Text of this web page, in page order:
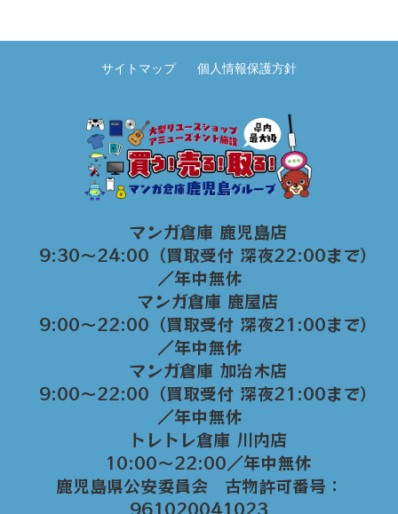
サイトマップ 個人情報保護方針
マンガ倉庫 鹿児島店
9:30～24:00（買取受付 深夜22:00まで）
／年中無休
マンガ倉庫 鹿屋店
9:00～22:00（買取受付 深夜21:00まで）
／年中無休
マンガ倉庫 加治木店
9:00〜22:00（買取受付 深夜21:00まで）
／年中無休
トレトレ倉庫 川内店
10:00〜22:00／年中無休
鹿児島県公安委員会 古物許可番号：
961020041023